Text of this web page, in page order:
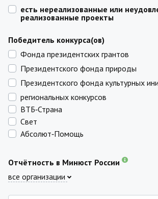
есть нереализованные или
реализованные проекты
Победитель конкурса(ов)
Фонда президентских грантов
Президентского фонда природы
Президентского фонда культурных
региональных конкурсов
ВТБ‑Страна
Свет
Абсолют‑Помощь
Отчётность в Минюст России
все организации